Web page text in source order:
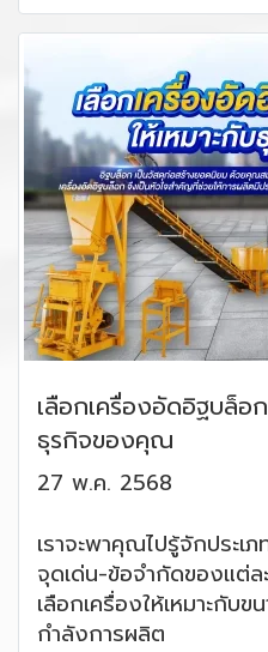
เลือกเครื่องอัดอิฐบล็อ
ธุรกิจของคุณ
27 พ.ค. 2568
เราจะพาคุณไปรู้จักประ
จุดเด่น-ข้อจำกัดของแต่
เลือกเครื่องให้เหมาะกับ
กำลังการผลิต